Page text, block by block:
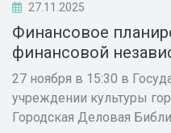
27.11.2025
Финансовое
финансовой
27 ноября в 15:30 в
учреждении культуры
Городская Деловая